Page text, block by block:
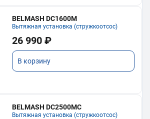
BELMASH DC1600M
Вытяжная установка (стружкоотсос)
26 990 ₽
В корзину
BELMASH DC2500MC
Вытяжная установка (стружкоотсос)